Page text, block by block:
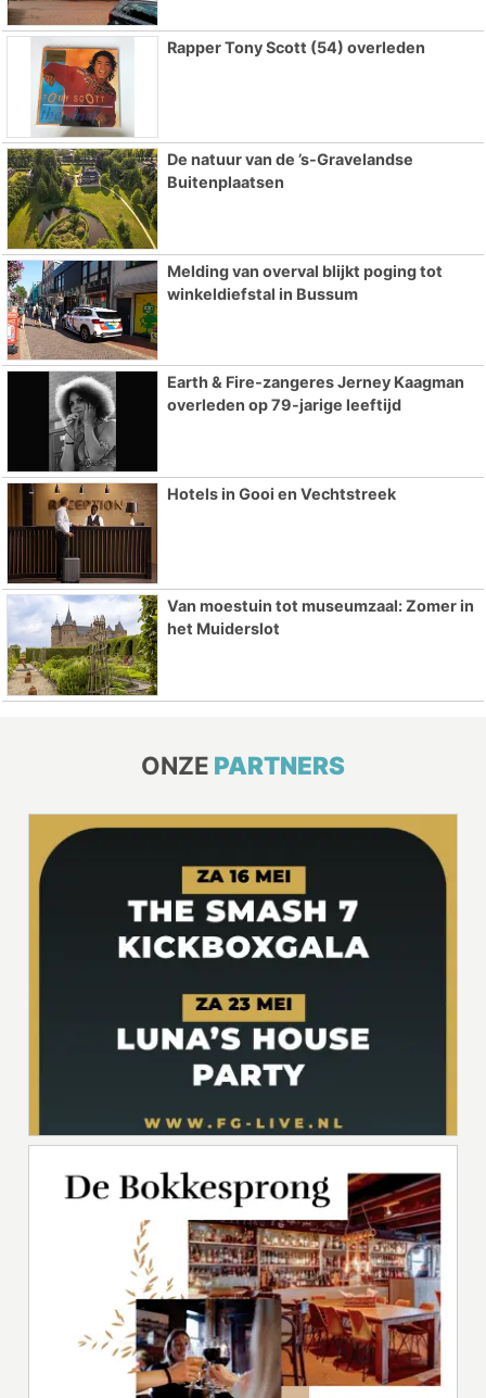
Rapper Tony Scott (54) overleden
De natuur van de ’s-Gravelandse
Buitenplaatsen
Melding van overval blijkt poging tot
winkeldiefstal in Bussum
Earth & Fire-zangeres Jerney Kaagman
overleden op 79-jarige leeftijd
Hotels in Gooi en Vechtstreek
Van moestuin tot museumzaal: Zomer in
het Muiderslot
ONZE PARTNERS